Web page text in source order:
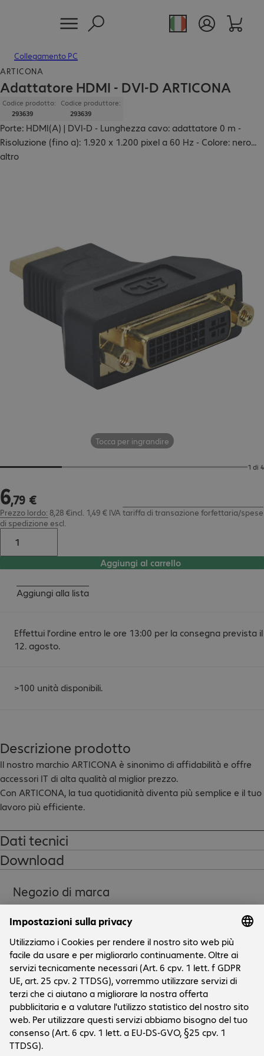
Collegamento PC
Tocca per ingrandire
1 di 4
ARTICONA
Adattatore HDMI - DVI-D ARTICONA
Codice prodotto:
293639
Codice produttore:
293639
Porte: HDMI(A) | DVI-D - Lunghezza cavo: adattatore 0 m -
Risoluzione (fino a): 1.920 x 1.200 pixel a 60 Hz - Colore: nero...
altro
6,79 €
6,79 €
Prezzo lordo: 8,28 €incl. 1,49 € IVA tariffa di transazione forfettaria/spese
di spedizione escl.
Aggiungi al carrello
Aggiungi alla lista
Effettui l’ordine entro le ore 13:00 per la consegna prevista il
12. agosto.
>100 unità disponibili.
Descrizione prodotto
Il nostro marchio ARTICONA è sinonimo di affidabilità e offre
accessori IT di alta qualità al miglior prezzo.
Con ARTICONA, la tua quotidianità diventa più semplice e il tuo
lavoro più efficiente.
Porte: HDMI(A) Ma - DVI-D Fe (con madreviti di fissaggio)
Dati tecnici
Download
Negozio di marca
Aziende
L'azienda